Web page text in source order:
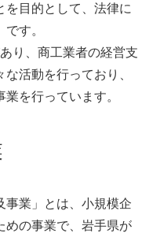
を目的として、法律に
す。
り、商工業者の経営支
活動を行っており、
を行っています。
事業」とは、小規模企
めの事業で、岩手県が